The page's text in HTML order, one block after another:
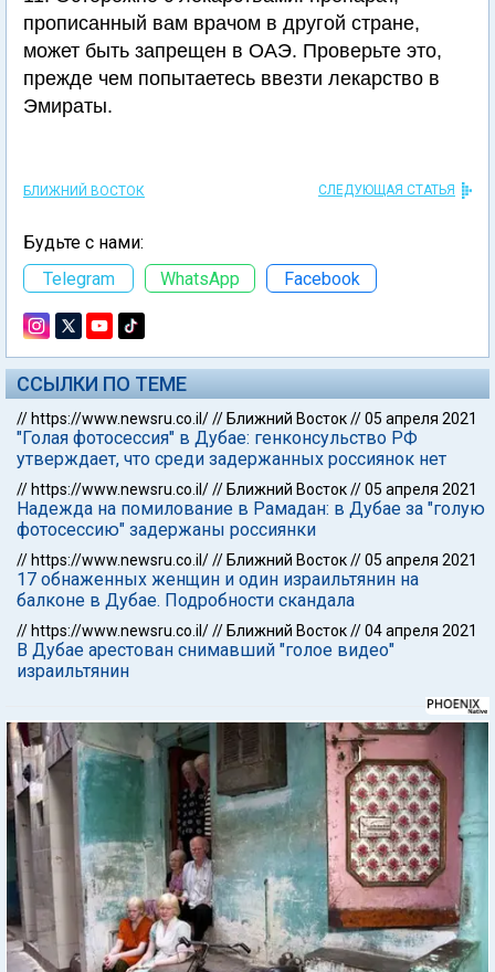
прописанный вам врачом в другой стране,
может быть запрещен в ОАЭ. Проверьте это,
прежде чем попытаетесь ввезти лекарство в
Эмираты.
БЛИЖНИЙ ВОСТОК СЛЕДУЮЩАЯ СТАТЬЯ
Будьте с нами:
Telegram
WhatsApp Facebook
ССЫЛКИ ПО ТЕМЕ
// https://www.newsru.co.il/// Ближний Восток//05 апреля 2021
"Голая фотосессия" в Дубае: генконсульство РФ
утверждает, что среди задержанных россиянок нет
// https://www.newsru.co.il/// Ближний Восток//05 апреля 2021
Надежда на помилование в Рамадан: в Дубае за "голую
фотосессию" задержаны россиянки
// https://www.newsru.co.il/// Ближний Восток//05 апреля 2021
17 обнаженных женщин и один израильтянин на
балконе в Дубае. Подробности скандала
// https://www.newsru.co.il/// Ближний Восток//04 апреля 2021
В Дубае арестован снимавший "голое видео"
израильтянин